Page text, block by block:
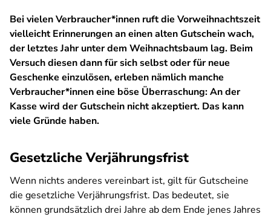
Bei vielen Verbraucher*innen ruft die Vorweihnachtszeit
vielleicht Erinnerungen an einen alten Gutschein wach,
der letztes Jahr unter dem Weihnachtsbaum lag. Beim
Versuch diesen dann für sich selbst oder für neue
Geschenke einzulösen, erleben nämlich manche
Verbraucher*innen eine böse Überraschung: An der
Kasse wird der Gutschein nicht akzeptiert. Das kann
viele Gründe haben.
Gesetzliche Verjährungsfrist
Wenn nichts anderes vereinbart ist, gilt für Gutscheine
die gesetzliche Verjährungsfrist. Das bedeutet, sie
können grundsätzlich drei Jahre ab dem Ende jenes Jahres